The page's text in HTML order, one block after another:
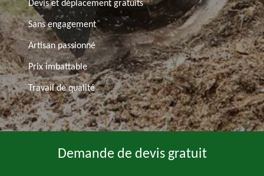
Devis et déplacement gratuits
Sans engagement
Artisan passionné
Prix imbattable
Travail de qualité
Demande de devis gratuit